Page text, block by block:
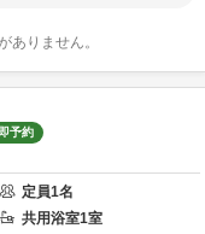
ありません。
即予約
定員1名
共用浴室1室